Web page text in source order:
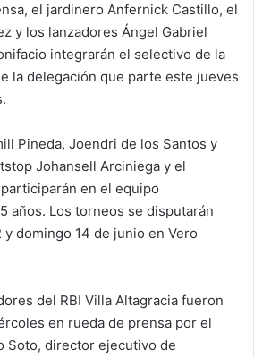
el jardinero Anfernick Castillo, el
y los lanzadores Ángel Gabriel
integrarán el selectivo de la
la delegación que parte este jueves
Pineda, Joendri de los Santos y
Johansell Arciniega y el
en el equipo
años. Los torneos se disputarán
domingo 14 de junio en Vero
del RBI Villa Altagracia fueron
en rueda de prensa por el
Soto, director ejecutivo de